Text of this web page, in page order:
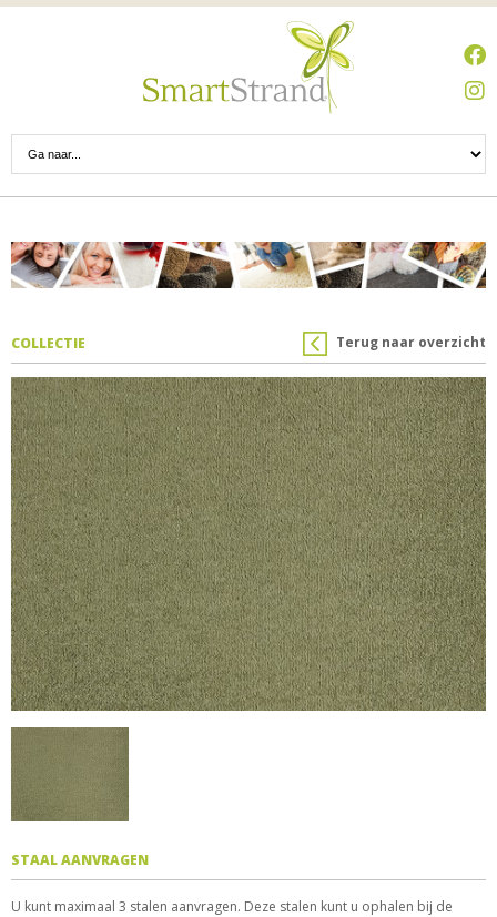
Terug naar overzicht
COLLECTIE
STAAL AANVRAGEN
U kunt maximaal 3 stalen aanvragen. Deze stalen kunt u ophalen bij de